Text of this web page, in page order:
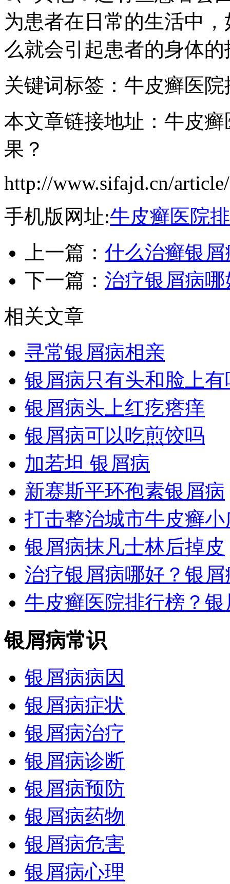
为患者在日常的生活中
么就会引起患者的身体
关键词标签：牛皮癣医
本文章链接地址：牛皮
果？
http://www.sifajd.cn/
手机版网址:牛皮癣医院
上一篇： 什么治癣银屑
下一篇： 治疗银屑病
相关文章
寻常银屑病相亲
银屑病只有头和脸上有
银屑病头上红疙瘩痒
银屑病可以吃煎饺吗
加若坦 银屑病
新赛斯平环孢素银屑病
打击整治城市牛皮癣
银屑病抹凡士林后掉皮
治疗银屑病哪好？银
牛皮癣医院排行榜？
银屑病常识
银屑病病因
银屑病症状
银屑病治疗
银屑病诊断
银屑病预防
银屑病药物
银屑病危害
银屑病心理